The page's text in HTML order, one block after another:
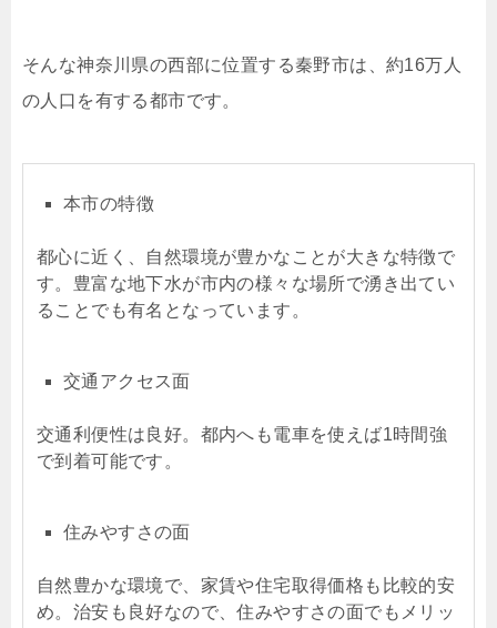
そんな神奈川県の西部に位置する秦野市は、約16万人
の人口を有する都市です。
本市の特徴
都心に近く、自然環境が豊かなことが大きな特徴で
す。豊富な地下水が市内の様々な場所で湧き出てい
ることでも有名となっています。
交通アクセス面
交通利便性は良好。都内へも電車を使えば1時間強
で到着可能です。
住みやすさの面
自然豊かな環境で、家賃や住宅取得価格も比較的安
め。治安も良好なので、住みやすさの面でもメリッ